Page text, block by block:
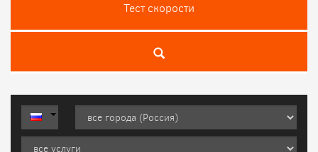
Тест скороcти